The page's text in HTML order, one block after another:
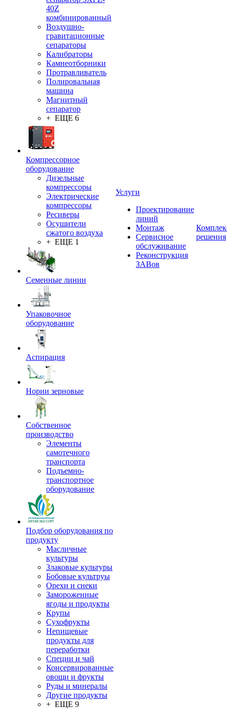
40Z
комбинированный
Воздушно-
гравитационные
сепараторы
Калибраторы
Камнеотборники
Протравливатель
Полировальная
машина
Магнитный
сепаратор
+ ЕЩЕ 6
Компрессорное
оборудование
Дизельные
компрессоры
Электрические
компрессоры
Ресиверы
Осушители
сжатого воздуха
+ ЕЩЕ 1
Семенные линии
Упаковочное
оборудование
Аспирация
Нории зерновые
Собственное
производство
Элементы
самотечного
транспорта
Подъемно-
транспортное
оборудование
Подбор оборудования по
продукту
Масличные
культуры
Злаковые культуры
Бобовые культруы
Орехи и снеки
Замороженные
ягоды и продукты
Крупы
Сухофрукты
Непищевые
продукты для
переработки
Специи и чай
Консервированные
овощи и фрукты
Руды и минералы
Другие продукты
+ ЕЩЕ 9
Услуги
Проектирование
линий
Монтаж
Сервисное
обслуживание
Реконструкция
ЗАВов
решения